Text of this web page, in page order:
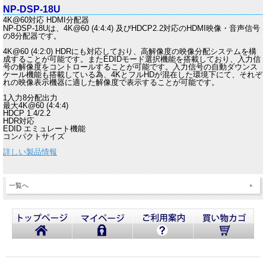
NP-DSP-18U
4K@60対応 HDMI分配器
NP-DSP-18Uは、4K@60 (4:4:4) 及びHDCP2.2対応のHDMI映像・音声信号
の8分配器です。
4K@60 (4:2:0) HDRにも対応しており、高解像度の映像分配システムを構
成することが可能です。またEDIDモード選択機能を搭載しており、入力信
号の解像度をコントロールすることが可能です。入力信号の自動ダウンス
ケール機能も搭載している為、4KとフルHDが混在した環境下にて、それぞ
れの映像表示機器に適した解像度で表示することが可能です。
1入力8分配出力
最大4K@60 (4:4:4)
HDCP 1.4/2.2
HDR対応
EDID エミュレート機能
コンパクトサイズ
詳しい製品情報
一覧へ